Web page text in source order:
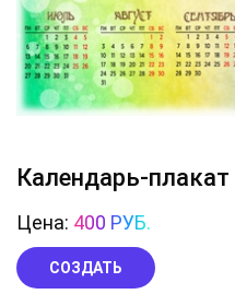
Календарь-
Цена: 400 РУБ.
СОЗДАТЬ